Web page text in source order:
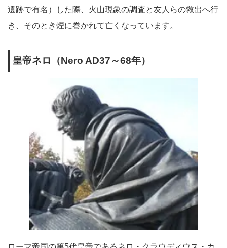
遺跡で有名）した際、火山現象の調査と友人らの救出へ行
き、そのとき煙に巻かれて亡くなっています。
皇帝ネロ（Nero AD37～68年）